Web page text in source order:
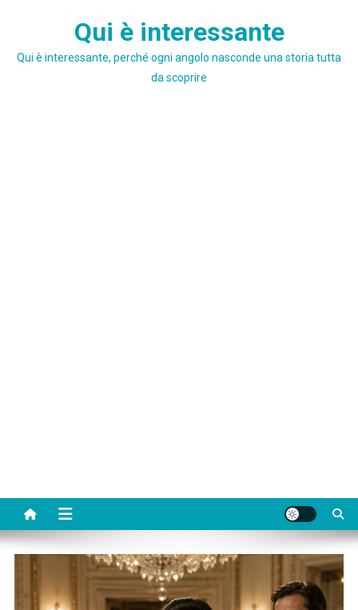
Qui è interessante
Qui è interessante, perché ogni angolo nasconde una storia tutta
da scoprire